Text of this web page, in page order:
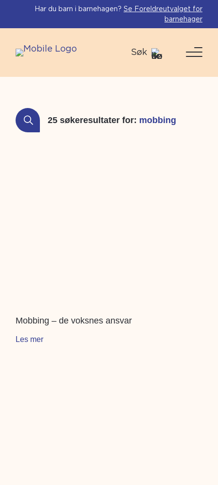
Har du barn i barnehagen? Se Foreldreutvalget for
barnehager
Søk
25 søkeresultater for: mobbing
Mobbing – de voksnes ansvar
Les mer